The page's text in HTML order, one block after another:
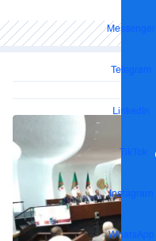
Messenger
Telegram
LinkedIn
TikTok
Instagram
WhatsApp